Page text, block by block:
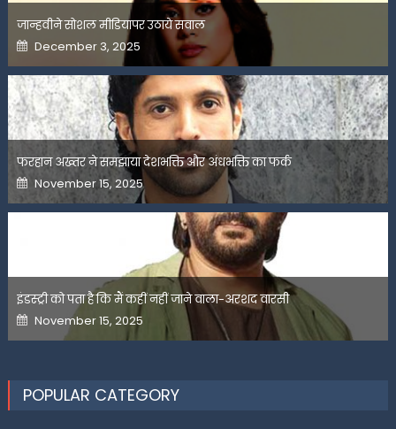
जान्हवीने सोशल मीडियापर उठाये सवाल
Posted
on
December 3, 2025
फरहान अख्तर ने समझाया देशभक्ति और अंधभक्ति का फर्क
Posted
on
November 15, 2025
इंडस्ट्री को पता है कि मैं कहीं नहीं जाने वाला-अरशद वारसी
Posted
on
November 15, 2025
POPULAR CATEGORY